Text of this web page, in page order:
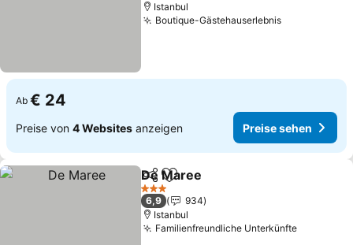
Istanbul
Boutique-Gästehauserlebnis
Ab € 24
Preise von 4 Websites anzeigen Preise sehen
TeilenZu Favoriten hinzufügen
De Maree
3 Sterne
6,9
934
Istanbul
Familienfreundliche Unterkünfte